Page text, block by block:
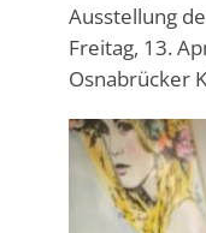
Ausstellung
Freitag, 13.
Osnabrücker